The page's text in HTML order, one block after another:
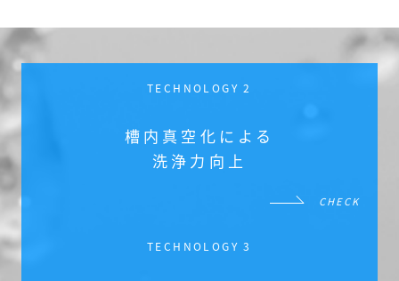
TECHNOLOGY 2
槽内真空化による
洗浄力向上
CHECK
TECHNOLOGY 3